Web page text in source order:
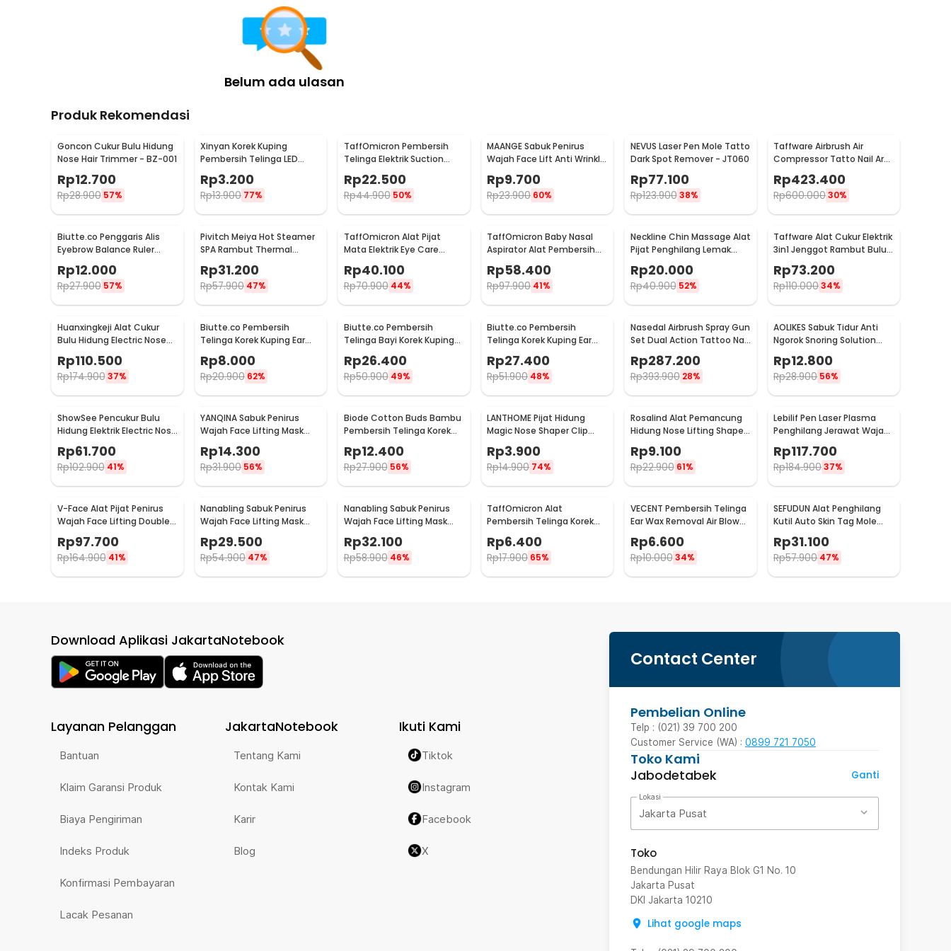
Rincian yang Anda dapatkan untuk pembelian produk ini:
1 x Xiaomi Dreamlight Penutup Mata Tidur Children 3D Sleep Eye Mask - DLSMG009
Belum ada ulasan
Produk Rekomendasi
Goncon Cukur Bulu Hidung
Nose Hair Trimmer - BZ-001
Rp12.700
Rp28.900 57%
Xinyan Korek Kuping
Pembersih Telinga LED
Flashlight Earpick Clean -
XY3188
Rp3.200
Rp13.900 77%
TaffOmicron Pembersih
Telinga Elektrik Suction
842-1
Rp22.500
Rp44.900 50%
MAANGE Sabuk Penirus
Wajah Face Lift Anti Wrinkle
Rp9.700
Rp23.900 60%
NEVUS Laser Pen Mole Tatto
Dark Spot Remover - JT060
Rp77.100
Rp123.900 38%
Taffware Airbrush Air
Compressor Tatto Nail Art
35 PSI Dual Action - T-100
Rp423.400
Rp600.00030%
Biutte.co Penggaris Alis
Eyebrow Balance Ruler
Rp12.000
Rp27.900 57%
Pivitch Meiya Hot Steamer
SPA Rambut Thermal
Treatment Heated Cap -
YZK1-II
Rp31.200
Rp57.900 47%
TaffOmicron Alat Pijat
Mata Elektrik Eye Care
Rp40.100
Rp70.900 44%
TaffOmicron Baby Nasal
Aspirator Alat Pembersih
Hidung Bayi - HD-8031
Rp58.400
Rp97.900 41%
Neckline Chin Massage Alat
Pijat Penghilang Lemak
Rp20.000
Rp40.900 52%
Taffware Alat Cukur Elektrik
3in1 Jenggot Rambut Bulu
Hidung - AG-818
Rp73.200
Rp110.00034%
Huanxingkeji Alat Cukur
Bulu Hidung Electric Nose
Rp110.500
Rp174.900 37%
Biutte.co Pembersih
Telinga Korek Kuping Ear
Wax Picker 7 PCS - JC7
Rp8.000
Rp20.900 62%
Biutte.co Pembersih
Telinga Bayi Korek Kuping
with Light - 0ZJX9
Rp26.400
Rp50.900 49%
Biutte.co Pembersih
Telinga Korek Kuping Ear
Rp27.400
Rp51.900 48%
Nasedal Airbrush Spray Gun
Set Dual Action Tattoo Nail
Art Painting - NT-180K-3
Rp287.200
Rp393.900 28%
AOLIKES Sabuk Tidur Anti
Ngorok Snoring Solution
Chin Rest Band Strap -
2107
Rp12.800
Rp28.900 56%
ShowSee Pencukur Bulu
Hidung Elektrik Electric Nose
Trimmer - C1-BK
Rp61.700
Rp102.900 41%
YANQINA Sabuk Penirus
Wajah Face Lifting Mask
Anti Wrinkle Belt - TZ19
Rp14.300
Rp31.900 56%
Biode Cotton Buds Bambu
Pembersih Telinga Korek
Rp12.400
Rp27.900 56%
LANTHOME Pijat Hidung
Magic Nose Shaper Clip
Lifting - Lan10
Rp3.900
Rp14.900 74%
Rosalind Alat Pemancung
Hidung Nose Lifting Shaper
Rp9.100
Rp22.900 61%
Lebilif Pen Laser Plasma
Penghilang Jerawat Wajah
Rp117.700
Rp184.90037%
V-Face Alat Pijat Penirus
Wajah Face Lifting Double
Rp97.700
Rp164.900 41%
Nanabling Sabuk Penirus
Wajah Face Lifting Mask
Rp29.500
Rp54.900 47%
Nanabling Sabuk Penirus
Wajah Face Lifting Mask
Anti Wrinkle S - TZ20
Rp32.100
Rp58.900 46%
TaffOmicron Alat
Pembersih Telinga Korek
Kuping LED Kaca Pembesar
- XY319
Rp6.400
Rp17.900 65%
VECENT Pembersih Telinga
Ear Wax Removal Air Blower
Size S - V843
Rp6.600
Rp10.000 34%
SEFUDUN Alat Penghilang
Kutil Auto Skin Tag Mole
Removal Kit - LGV41
Rp31.100
Rp57.900 47%
Contact Center
Pembelian Online
Telp : (021) 39 700 200
Customer Service (WA) : 0899 721 7050
Toko Kami
Jabodetabek
Ganti
Lokasi
Jakarta Pusat
Toko
Bendungan Hilir Raya Blok G1 No. 10
Jakarta Pusat
DKI Jakarta 10210
Lihat google maps
Download Aplikasi JakartaNotebook
Layanan Pelanggan
Bantuan
Klaim Garansi Produk
Biaya Pengiriman
Indeks Produk
Konfirmasi Pembayaran
Lacak Pesanan
JakartaNotebook
Tentang Kami
Kontak Kami
Karir
Blog
Ikuti Kami
Tiktok
Instagram
Facebook
X